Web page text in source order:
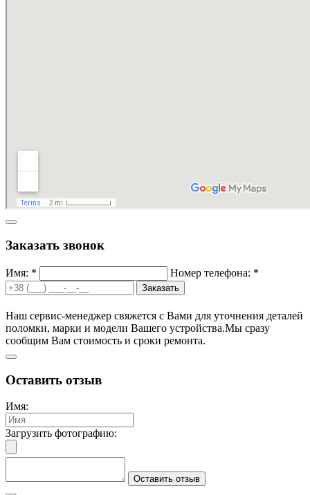
Заказать звонок
Имя: * Номер телефона: *
Заказать
Наш сервис-менеджер свяжется с Вами для уточнения деталей
поломки, марки и модели Вашего устройства.Мы сразу
сообщим Вам стоимость и сроки ремонта.
Оставить отзыв
Имя:
Загрузить фотографию:
Оставить отзыв